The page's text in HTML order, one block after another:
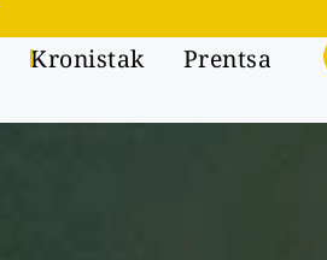
Kronistak Prentsa